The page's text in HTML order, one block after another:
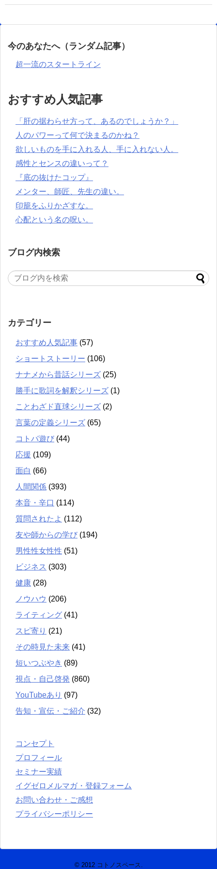
今のあなたへ（ランダム記事）
超一流のスタートライン
おすすめ人気記事
「肝の据わらせ方って、あるのでしょうか？」
人のパワーって何で決まるのかね？
欲しいものを手に入れる人、手に入れない人。
感性とセンスの違いって？
『底の抜けたコップ』
メンター、師匠、先生の違い。
印籠をふりかざすな。
心配という名の呪い。
ブログ内検索
カテゴリー
おすすめ人気記事 (57)
ショートストーリー (106)
ナナメから昔話シリーズ (25)
勝手に歌詞を解釈シリーズ (1)
ことわざド直球シリーズ (2)
言葉の定義シリーズ (65)
コトバ遊び (44)
応援 (109)
面白 (66)
人間関係 (393)
本音・辛口 (114)
質問されたよ (112)
友や師からの学び (194)
男性性女性性 (51)
ビジネス (303)
健康 (28)
ノウハウ (206)
ライティング (41)
スピ寄り (21)
その時見た未来 (41)
短いつぶやき (89)
視点・自己啓発 (860)
YouTubeあり (97)
告知・宣伝・ご紹介 (32)
コンセプト
プロフィール
セミナー実績
イグゼロメルマガ・登録フォーム
お問い合わせ・ご感想
プライバシーポリシー
© 2012 コトノスペース.